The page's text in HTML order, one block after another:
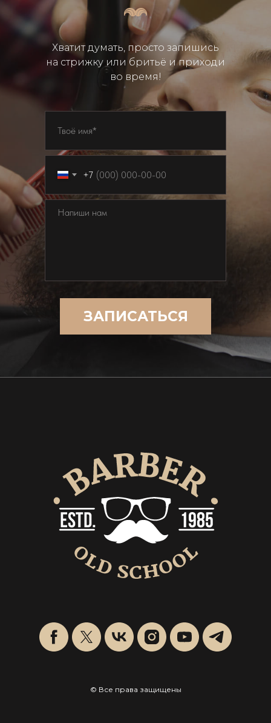
Хватит думать, просто запишись
на стрижку или бритьё и приходи
во время!
+7
ЗАПИСАТЬСЯ
© Все права защищены